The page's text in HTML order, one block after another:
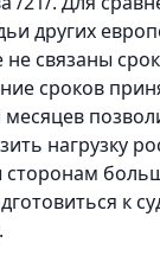
других
связаны
сроков
нагрузку
сторонам
к